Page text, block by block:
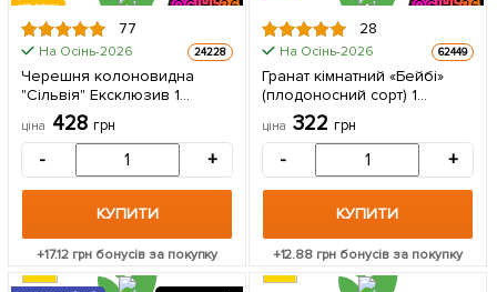
ХІТ РОКУ
77
На Осінь-2026 24228
Черешня колоновидна
"Сільвія" Ексклюзив 1
саджанець в упаковці
ціна 428грн
- +
КУПИТИ
+17.12грн бонусів за покупку
28
На Осінь-2026 62449
Гранат кімнатний «Бейбі»
(плодоносний сорт) 1
саджанець в упаковці
ціна 322 грн
- +
КУПИТИ
+12.88 грн бонусів за покупку